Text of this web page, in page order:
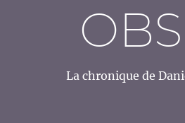
La chronique de